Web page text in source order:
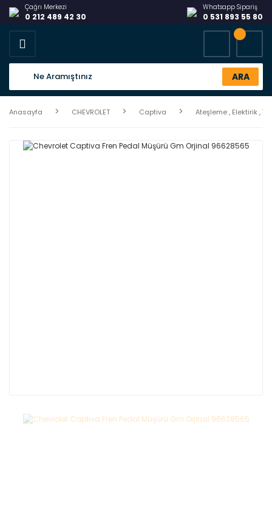
Çağrı Merkezi
0 212 489 42 30
Whatsapp Sipariş
0 531 893 55 80
ARA
Anasayfa CHEVROLET Captiva Ateşleme , Elektirik ,